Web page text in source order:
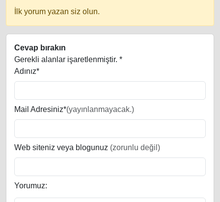
İlk yorum yazan siz olun.
Cevap bırakın
Gerekli alanlar işaretlenmiştir. *
Adınız*
Mail Adresiniz*(yayınlanmayacak.)
Web siteniz veya blogunuz (zorunlu değil)
Yorumuz: